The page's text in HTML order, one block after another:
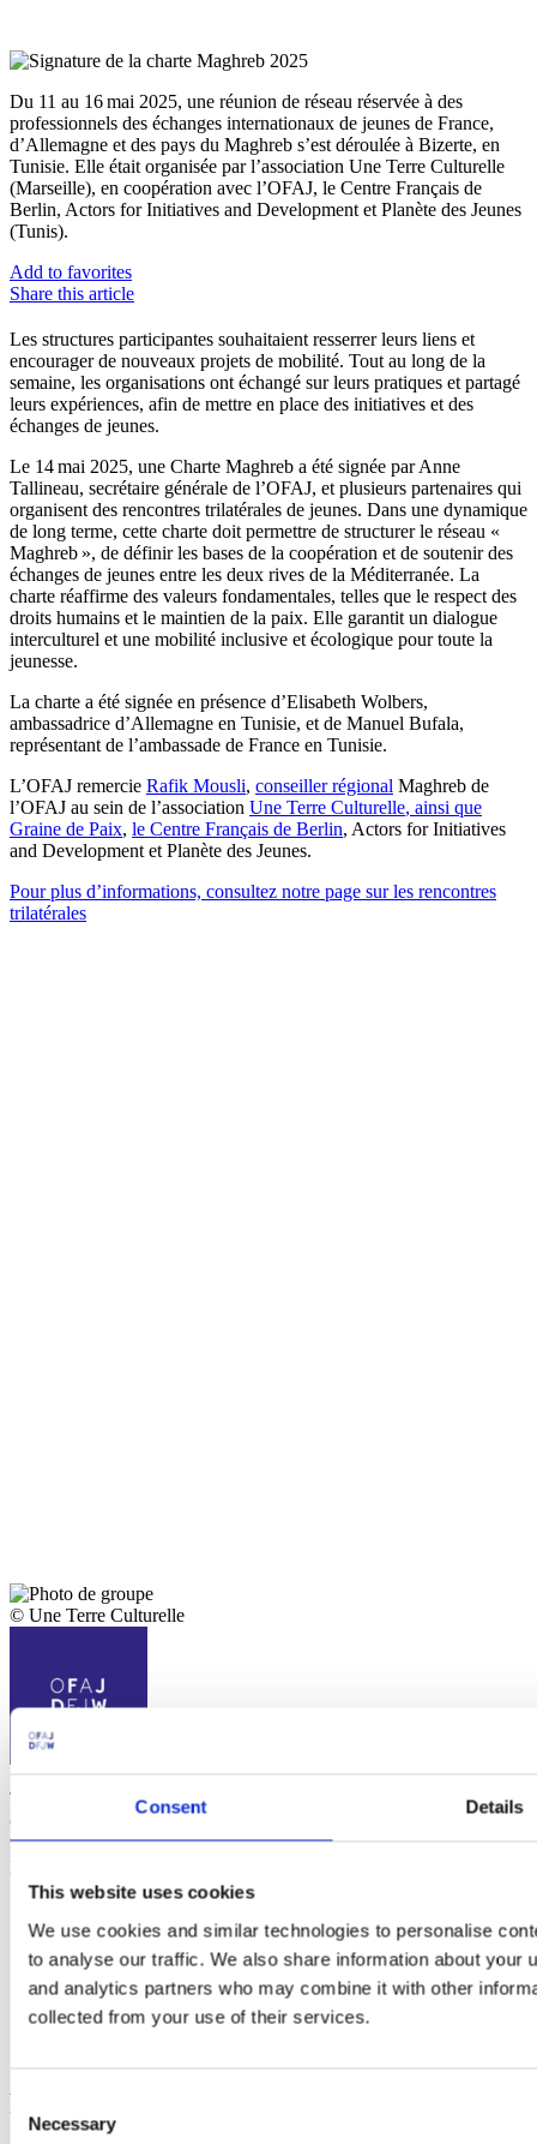
Consent Details
This website uses cookies
We use cookies and similar technologies to personalise
to analyse our traffic. We also share information about your
and analytics partners who may combine it with other
collected from your use of their services.
Consent
Selection
Necessary
Du 11 au 16 mai 2025, une réunion de réseau réservée à des
professionnels des échanges internationaux de jeunes de France,
d’Allemagne et des pays du Maghreb s’est déroulée à Bizerte, en
Tunisie. Elle était organisée par l’association Une Terre Culturelle
(Marseille), en coopération avec l’OFAJ, le Centre Français de
Berlin, Actors for Initiatives and Development et Planète des Jeunes
(Tunis).
Add to favorites
Share this article
Les structures participantes souhaitaient resserrer leurs liens et
encourager de nouveaux projets de mobilité. Tout au long de la
semaine, les organisations ont échangé sur leurs pratiques et partagé
leurs expériences, afin de mettre en place des initiatives et des
échanges de jeunes.
Le 14 mai 2025, une Charte Maghreb a été signée par Anne
Tallineau, secrétaire générale de l’OFAJ, et plusieurs partenaires qui
organisent des rencontres trilatérales de jeunes. Dans une dynamique
de long terme, cette charte doit permettre de structurer le réseau «
Maghreb », de définir les bases de la coopération et de soutenir des
échanges de jeunes entre les deux rives de la Méditerranée. La
charte réaffirme des valeurs fondamentales, telles que le respect des
droits humains et le maintien de la paix. Elle garantit un dialogue
interculturel et une mobilité inclusive et écologique pour toute la
jeunesse.
La charte a été signée en présence d’Elisabeth Wolbers,
ambassadrice d’Allemagne en Tunisie, et de Manuel Bufala,
représentant de l’ambassade de France en Tunisie.
L’OFAJ remercie Rafik Mousli, conseiller régional Maghreb de
l’OFAJ au sein de l’association Une Terre Culturelle, ainsi que
Graine de Paix, le Centre Français de Berlin, Actors for Initiatives
and Development et Planète des Jeunes.
Pour plus d’informations, consultez notre page sur les rencontres
trilatérales
© Une Terre Culturelle
The Franco-German Youth Office (FGYO)
is an international
organization working for Franco-German cooperation. Since 1963,
more than 10 million young people from France and Germany have
participated in 400,000 exchange programs.
Instagram
Linkedin
Youtube
Facebook
Footer